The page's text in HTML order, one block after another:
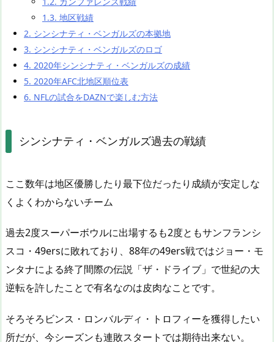
1.3. 地区戦績
2. シンシナティ・ベンガルズの本拠地
3. シンシナティ・ベンガルズのロゴ
4. 2020年シンシナティ・ベンガルズの成績
5. 2020年AFC北地区順位表
6. NFLの試合をDAZNで楽しむ方法
シンシナティ・ベンガルズ過去の戦績
ここ数年は地区優勝したり最下位だったり成績が安定しな
くよくわからないチーム
過去2度スーパーボウルに出場するも2度ともサンフランシ
スコ・49ersに敗れており、88年の49ers戦ではジョー・モ
ンタナによる終了間際の伝説「ザ・ドライブ」で世紀の大
逆転を許したことで有名なのは皮肉なことです。
そろそろビンス・ロンバルディ・トロフィーを獲得したい
所だが、今シーズンも連敗スタートでは期待出来ない。